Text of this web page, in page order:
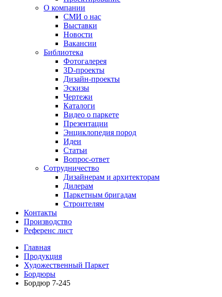
О компании
СМИ о нас
Выставки
Новости
Вакансии
Библиотека
Фотогалерея
3D-проекты
Дизайн-проекты
Эскизы
Чертежи
Каталоги
Видео о паркете
Презентации
Энциклопедия пород
Идеи
Статьи
Вопрос-ответ
Сотрудничество
Дизайнерам и архитекторам
Дилерам
Паркетным бригадам
Строителям
Контакты
Производство
Референс лист
Главная
Продукция
Художественный Паркет
Бордюры
Бордюр 7-245